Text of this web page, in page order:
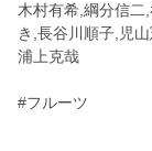
木村有希,綱分信二
き,長谷川順子,児
浦上克哉
#フルーツ